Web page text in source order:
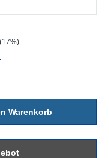
(17%)
Warenkorb